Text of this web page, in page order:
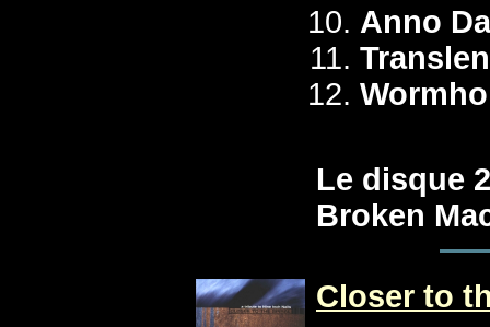
Anno
Le disque
Broken
Closer to